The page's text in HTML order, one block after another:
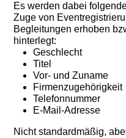
Es werden dabei
Zuge von
Begleitungen erhoben
hinterlegt:
Geschlecht
Titel
Vor- und Zuname
Firmenzugehörigkeit
Telefonnummer
E-Mail-Adresse
Nicht standardmäßig,